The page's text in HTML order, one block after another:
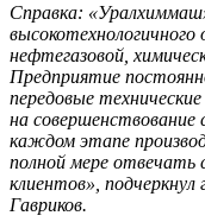
Справка:
высокотехнологичного
нефтегазовой,
Предприятие
передовые
на
каждом этапе
полной мере
клиентов», подчеркнул
Гавриков.